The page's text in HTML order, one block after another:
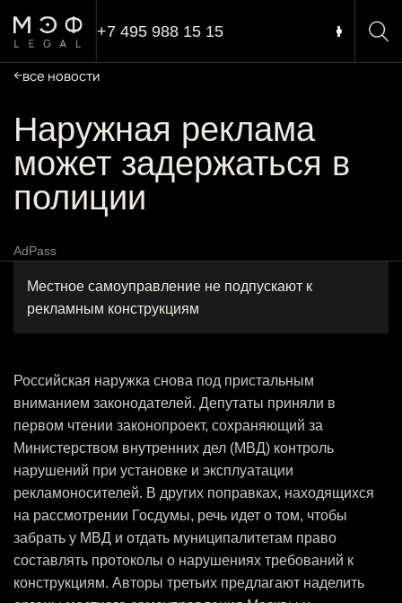
+7 495 988 15 15
все новости
Наружная реклама
может задержаться в
полиции
AdPass
Местное самоуправление не подпускают к
рекламным конструкциям
Российская наружка снова под пристальным
вниманием законодателей. Депутаты приняли в
первом чтении законопроект, сохраняющий за
Министерством внутренних дел (МВД) контроль
нарушений при установке и эксплуатации
рекламоносителей. В других поправках, находящихся
на рассмотрении Госдумы, речь идет о том, чтобы
забрать у МВД и отдать муниципалитетам право
составлять протоколы о нарушениях требований к
конструкциям. Авторы третьих предлагают наделить